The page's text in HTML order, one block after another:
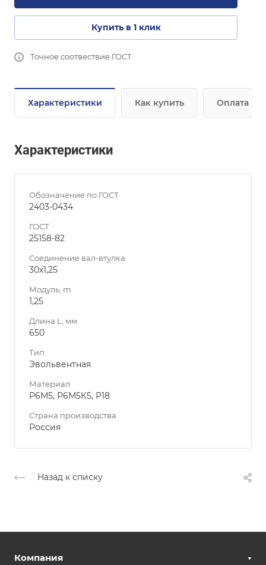
Купить в 1 клик
Точное соотвествие ГОСТ.
Характеристики Как купить Оплата
Характеристики
Обозначение по ГОСТ
2403-0434
ГОСТ
25158-82
Соединение вал-втулка
30х1,25
Модуль, m
1,25
Длина L, мм
650
Тип
Эвольвентная
Материал
Р6М5, Р6М5К5, Р18
Страна производства
Россия
Назад к списку
Компания